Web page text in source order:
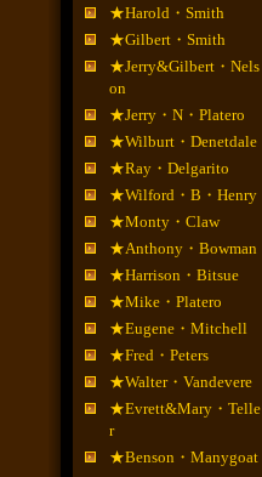
★Harold・Smith
★Gilbert・Smith
★Jerry&Gilbert・Nels
on
★Jerry・N・Platero
★Wilburt・Denetdale
★Ray・Delgarito
★Wilford・B・Henry
★Monty・Claw
★Anthony・Bowman
★Harrison・Bitsue
★Mike・Platero
★Eugene・Mitchell
★Fred・Peters
★Walter・Vandevere
★Evrett&Mary・Telle
r
★Benson・Manygoat